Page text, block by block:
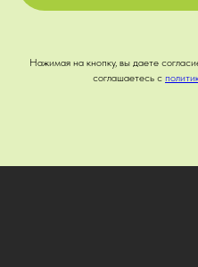
Нажимая на кнопку, вы даете
соглашаетесь c